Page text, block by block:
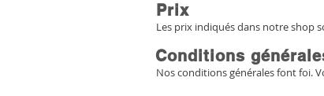
Prix
Les prix indiqués dans notre shop
Conditions
Nos conditions générales font foi.